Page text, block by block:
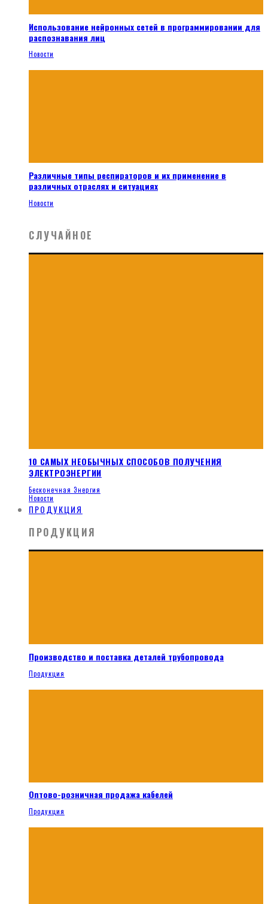
Использование нейронных сетей в программировании для
распознавания лиц
Новости
Различные типы респираторов и их применение в
различных отраслях и ситуациях
Новости
СЛУЧАЙНОЕ
10 САМЫХ НЕОБЫЧНЫХ СПОСОБОВ ПОЛУЧЕНИЯ
ЭЛЕКТРОЭНЕРГИИ
Бесконечная Энергия
Новости
ПРОДУКЦИЯ
ПРОДУКЦИЯ
Производство и поставка деталей трубопровода
Продукция
Оптово-розничная продажа кабелей
Продукция